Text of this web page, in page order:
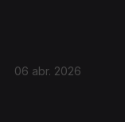
06 abr. 2026